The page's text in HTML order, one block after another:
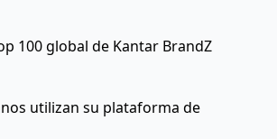
100 global de Kantar BrandZ
utilizan su plataforma de